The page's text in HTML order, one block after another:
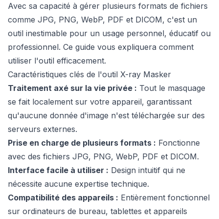
Avec sa capacité à gérer plusieurs formats de fichiers
comme JPG, PNG, WebP, PDF et DICOM, c'est un
outil inestimable pour un usage personnel, éducatif ou
professionnel. Ce guide vous expliquera comment
utiliser l'outil efficacement.
Caractéristiques clés de l'outil X-ray Masker
Traitement axé sur la vie privée : Tout le masquage
se fait localement sur votre appareil, garantissant
qu'aucune donnée d'image n'est téléchargée sur des
serveurs externes.
Prise en charge de plusieurs formats : Fonctionne
avec des fichiers JPG, PNG, WebP, PDF et DICOM.
Interface facile à utiliser : Design intuitif qui ne
nécessite aucune expertise technique.
Compatibilité des appareils : Entièrement fonctionnel
sur ordinateurs de bureau, tablettes et appareils